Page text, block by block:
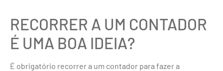
RECORRER A UM CONTADOR
É UMA BOA IDEIA?
É obrigatório recorrer a um contador para fazer a